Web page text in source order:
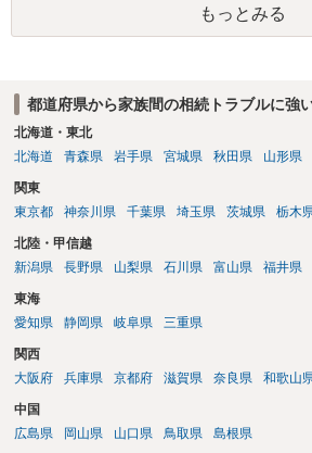
もっとみる
都道府県から家族間の相続トラブルに強
北海道・東北
北海道
青森県 岩手県 宮城県 秋田県 山形県
関東
東京都
神奈川県 千葉県 埼玉県 茨城県 栃木
北陸・甲信越
新潟県
長野県 山梨県 石川県 富山県 福井県
東海
愛知県
静岡県 岐阜県 三重県
関西
大阪府
兵庫県 京都府 滋賀県 奈良県 和歌山
中国
広島県
岡山県 山口県 鳥取県 島根県